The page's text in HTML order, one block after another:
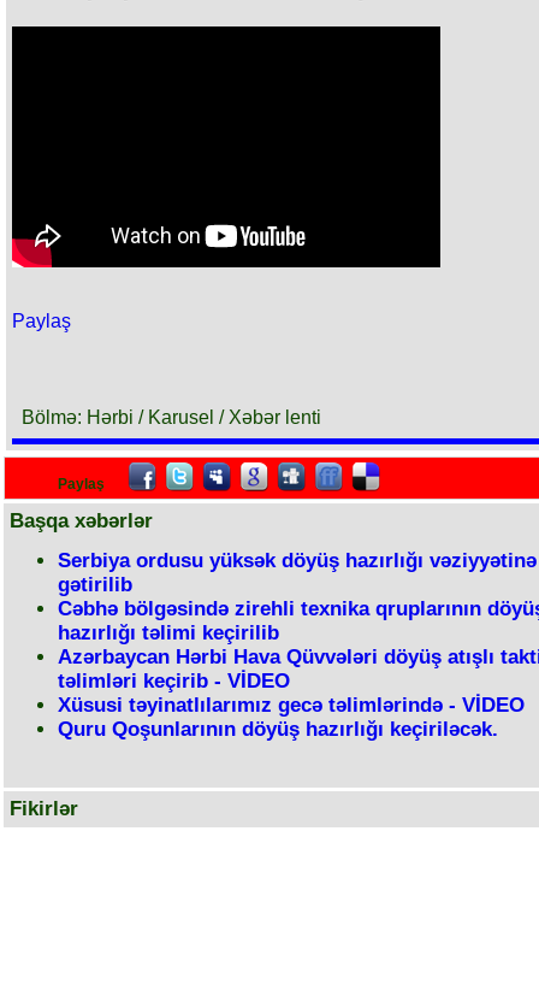
Paylaş
Bölmə: Hərbi / Karusel / Xəbər lenti
Paylaş
Başqa xəbərlər
Serbiya ordusu yüksək döyüş hazırlığı vəziyyətinə
gətirilib
Cəbhə bölgəsində zirehli texnika qruplarının
hazırlığı təlimi keçirilib
Azərbaycan Hərbi Hava Qüvvələri döyüş atışlı
təlimləri keçirib - VİDEO
Xüsusi təyinatlılarımız gecə təlimlərində - VİDEO
Quru Qoşunlarının döyüş hazırlığı keçiriləcək.
Fikirlər